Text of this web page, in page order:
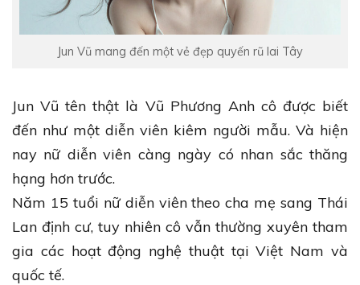
Jun Vũ mang đến một vẻ đẹp quyến rũ lai Tây
Jun Vũ tên thật là Vũ Phương Anh cô được biết
đến như một diễn viên kiêm người mẫu. Và hiện
nay nữ diễn viên càng ngày có nhan sắc thăng
hạng hơn trước.
Năm 15 tuổi nữ diễn viên theo cha mẹ sang Thái
Lan định cư, tuy nhiên cô vẫn thường xuyên tham
gia các hoạt động nghệ thuật tại Việt Nam và
quốc tế.